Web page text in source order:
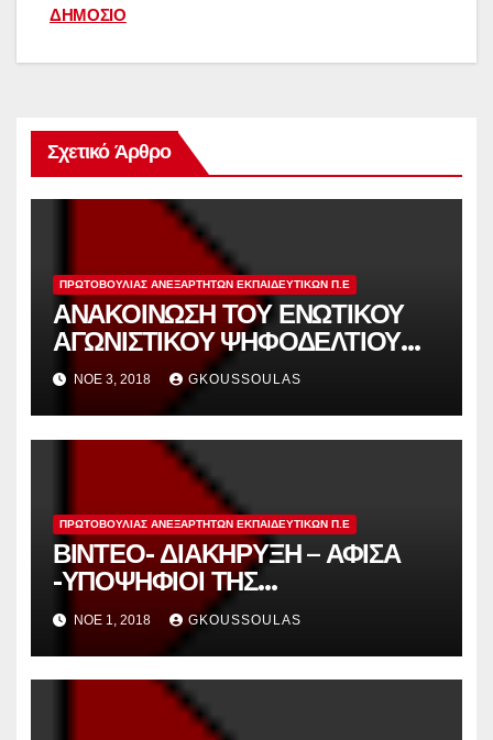
ΔΗΜΟΣΙΟ
Σχετικό Άρθρο
ΠΡΩΤΟΒΟΥΛΊΑΣ ΑΝΕΞΆΡΤΗΤΩΝ ΕΚΠΑΙΔΕΥΤΙΚΏΝ Π.Ε
ΑΝΑΚΟΙΝΩΣΗ ΤΟΥ ΕΝΩΤΙΚΟΥ
ΑΓΩΝΙΣΤΙΚΟΥ ΨΗΦΟΔΕΛΤΙΟΥ
ΠΟΥ ΣΥΜΜΕΤΕΧΕΙ ΚΑΙ ΣΤΗΡΙΖΕΙ
Η ΠΡΩΤΟΒΟΥΛΙΑ
ΑΝΕΞΑΡΤΗΤΩΝ
ΕΚΠΑΙΔΕΥΤΙΚΩΝ ΑΝΑΤΟΛΙΚΗΣ
ΝΟΈ 3, 2018 GKOUSSOULAS
ΠΡΩΤΟΒΟΥΛΊΑΣ ΑΝΕΞΆΡΤΗΤΩΝ ΕΚΠΑΙΔΕΥΤΙΚΏΝ Π.Ε
ΒΙΝΤΕΟ- ΔΙΑΚΗΡΥΞΗ – ΑΦΙΣΑ
-ΥΠΟΨΗΦΙΟΙ ΤΗΣ
ΠΡΩΤΟΒΟΥΛΙΑΣ ΑΝΕΞΑΡΤΗΤΩΝ
ΕΚΠΑΙΔΕΥΤΙΚΩΝ ΓΙΑ ΤΟ ΚΥΣΠΕ
ΝΟΈ 1, 2018 GKOUSSOULAS